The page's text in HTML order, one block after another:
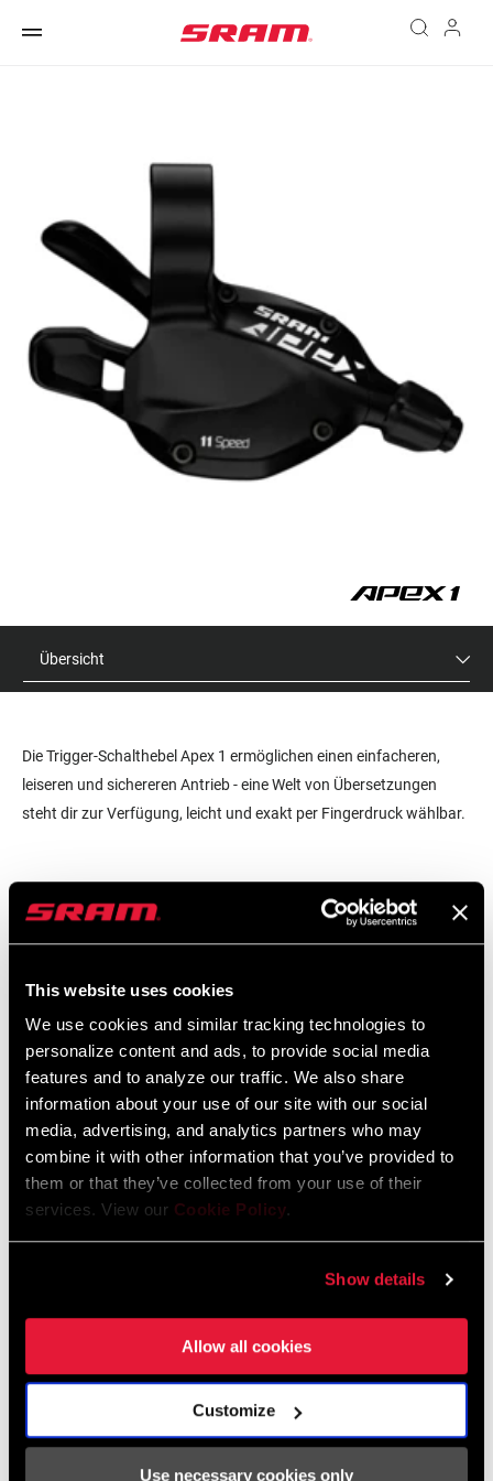
This website uses cookies
We use cookies and similar tracking technologies to
personalize content and ads, to provide social media
features and to analyze our traffic. We also share
information about your use of our site with our social
media, advertising, and analytics partners who may
combine it with other information that you’ve provided to
them or that they’ve collected from your use of their
services. View our Cookie Policy.
Show details
Allow all cookies
Customize
Use necessary cookies only
Übersicht
HÄNDLERSUCHE
Die Trigger-Schalthebel Apex 1 ermöglichen einen einfacheren,
leiseren und sichereren Antrieb - eine Welt von Übersetzungen
steht dir zur Verfügung, leicht und exakt per Fingerdruck wählbar.
$35 SL-APX-A1
EIGENSCHAFTEN
EXACT ACTUATION™-Technologie für präzise und zuverlässige
11-fach-Schaltperformance.
Technologien